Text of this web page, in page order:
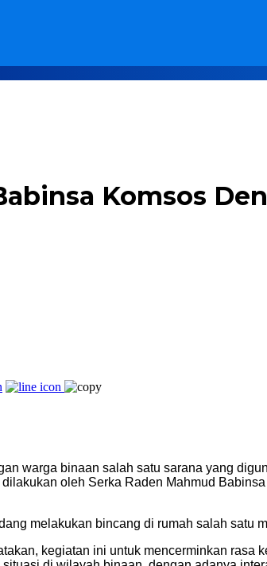
Komsos
warga binaan salah satu sarana yang
oleh Serka Raden Mahmud
melakukan bincang di rumah salah satu
kegiatan ini untuk mencerminkan